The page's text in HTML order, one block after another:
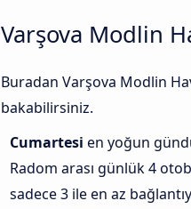
Varşova Modlin
Buradan Varşova Modlin
bakabilirsiniz.
Cumartesi en yoğun
Radom arası günlük 4
sadece 3 ile en az